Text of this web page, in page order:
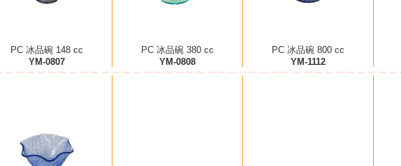
PC 冰品碗 148 cc
YM-0807
PC 冰品碗 380 cc
YM-0808
PC 冰品碗 800 cc
YM-1112